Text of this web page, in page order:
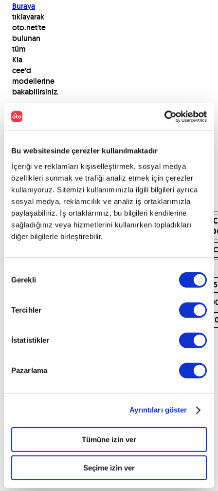
Bu websitesinde çerezler kullanılmaktadır
İçeriği ve reklamları kişiselleştirmek, sosyal medya
özellikleri sunmak ve trafiği analiz etmek için çerezler
kullanıyoruz. Sitemizi kullanımınızla ilgili bilgileri ayrıca
sosyal medya, reklamcılık ve analiz iş ortaklarımızla
paylaşabiliriz. İş ortaklarımız, bu bilgileri kendilerine
sağladığınız veya hizmetlerini kullanırken topladıkları
diğer bilgilerle birleştirebilir.
Seçimi
Gerekli
Tercihler
İstatistikler
Pazarlama
Ayrıntıları göster
Tümüne izin ver
Seçime izin ver
Buraya
tıklayarak
oto.net'te
bulunan
tüm
Kia
cee'd
modellerine
bakabilirsiniz.
Yeni
cee'd
Teknik
Özellikler
Motor
1.6 CRDI
1.6
(7 İleri
4 Silindir
Çap x Strok (mm) 77,2 x 84,5
136 /
300 /
PAYLAŞ